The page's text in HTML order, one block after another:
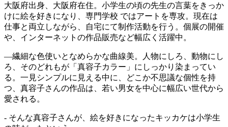
大阪府出身、大阪府在住。小学生の頃の先生の言葉をきっか
けに絵を好きになり、専門学校 ではアートを専攻。現在は
仕事と両立しながら、自宅にて制作活動を行う。個展の開催
や、インターネットの作品販売など幅広く活躍中。
―繊細な色使いとなめらかな曲線美。人物にしろ、動物にし
ろ、そのどれもが「真容子カラー」にしっかり染まってい
る。一見シンプルに見える中に、どこか不思議な個性を持
つ、真容子さんの作品は、若い男女を中心に幅広い世代から
愛される。
- そんな真容子さんが、絵を好きになったキッカケは小学生